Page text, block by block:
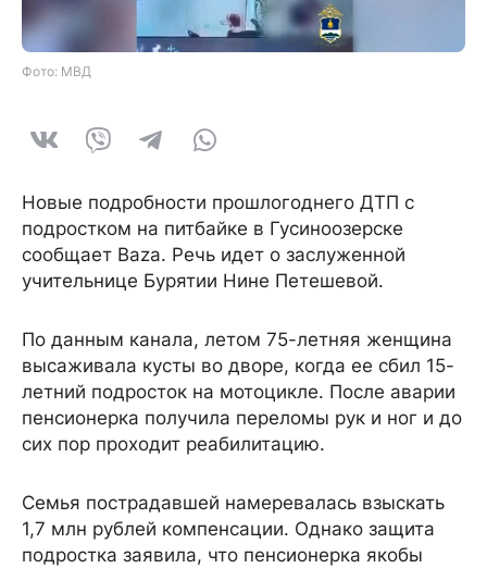
Фото: МВД
Новые подробности прошлогоднего ДТП с
подростком на питбайке в Гусиноозерске
сообщает Baza. Речь идет о заслуженной
учительнице Бурятии Нине Петешевой.
По данным канала, летом 75-летняя женщина
высаживала кусты во дворе, когда ее сбил 15-
летний подросток на мотоцикле. После аварии
пенсионерка получила переломы рук и ног и до
сих пор проходит реабилитацию.
Семья пострадавшей намеревалась взыскать
1,7 млн рублей компенсации. Однако защита
подростка заявила, что пенсионерка якобы